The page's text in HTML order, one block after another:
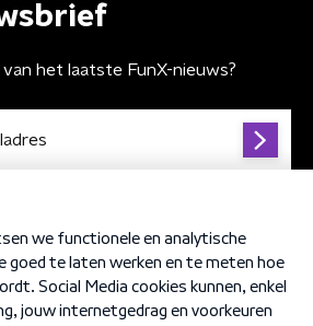
het laatste FunX-nieuws?
Privacybeleid